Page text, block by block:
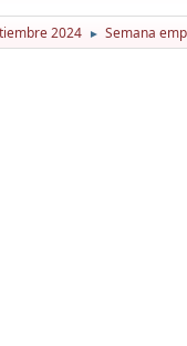
2024 ► Semana